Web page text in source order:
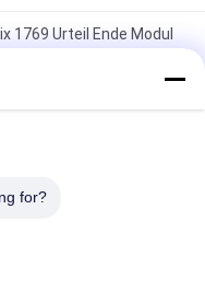
1769 Urteil Ende Modul
74-265V Isoliertes
Controllogix
for?